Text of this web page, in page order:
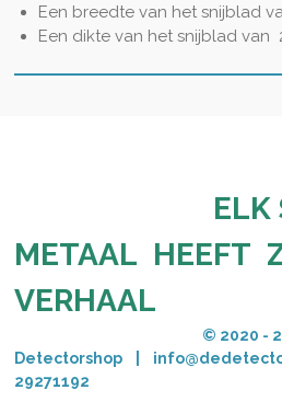
Een breedte van het snijblad
Een dikte van het snijblad van
ELK
METAAL HEEFT
© 2020 -
Detectorshop |
29271192